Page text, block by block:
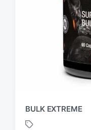
BULK EXTREME